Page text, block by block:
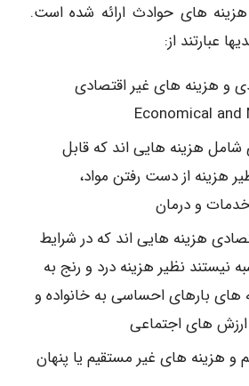
های حوادث ارائه شده است.
عبارتند از:
و هزینه های غیر اقتصادی
Economical and
شامل هزینه هایی اند که قابل
هزینه از دست رفتن مواد،
خدمات و درمان
هزینه هایی اند که در شرایط
نیستند نظیر هزینه درد و رنج به
های بارهای احساسی به خانواده و
های اجتماعی
و هزینه های غیر مستقیم یا پنهان